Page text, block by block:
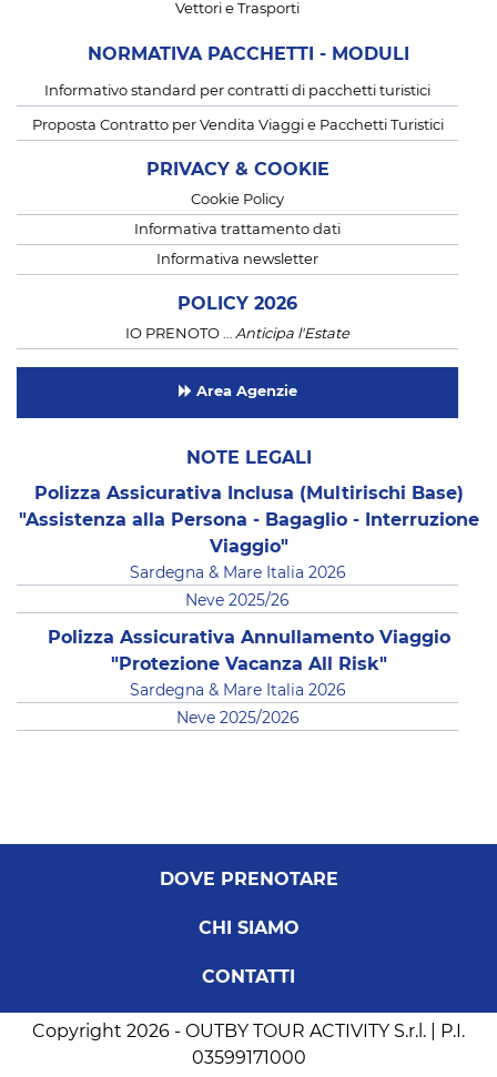
Vettori e Trasporti
NORMATIVA PACCHETTI - MODULI
Informativo standard per contratti di pacchetti turistici
Proposta Contratto per Vendita Viaggi e Pacchetti Turistici
PRIVACY & COOKIE
Cookie Policy
Informativa trattamento dati
Informativa newsletter
POLICY 2026
IO PRENOTO … Anticipa l'Estate
Area Agenzie
NOTE LEGALI
Polizza Assicurativa Inclusa (Multirischi Base)
"Assistenza alla Persona - Bagaglio - Interruzione
Viaggio"
Sardegna & Mare Italia 2026
Neve 2025/26
Polizza Assicurativa Annullamento Viaggio
"Protezione Vacanza All Risk"
Sardegna & Mare Italia 2026
Neve 2025/2026
DOVE PRENOTARE
CHI SIAMO
CONTATTI
Copyright 2026 - OUTBY TOUR ACTIVITY S.r.l. | P.I.
03599171000